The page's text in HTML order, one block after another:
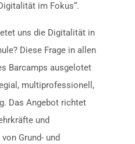
im Fokus“.
uns die Digitalität in
Diese Frage in allen
Barcamps ausgelotet
multiprofessionell,
Das Angebot richtet
und
Grund- und